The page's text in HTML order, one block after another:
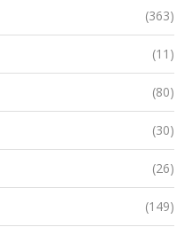
(363)
(11)
(80)
(30)
(26)
(149)